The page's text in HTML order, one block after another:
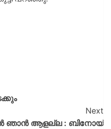
Next
ഞാന്‍ ആളല്ല : ബിനോയ്